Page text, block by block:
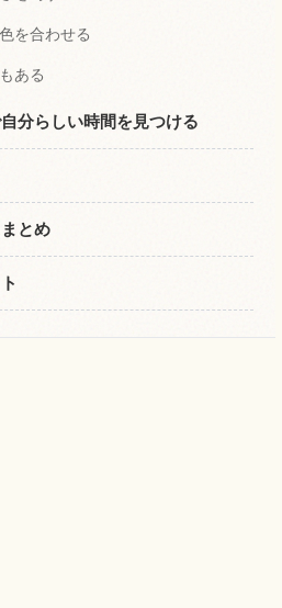
を合わせる
ある
分らしい時間を見つける
とめ